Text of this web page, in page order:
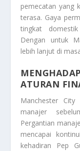
pemecatan yang
terasa. Gaya
tingkat
Dengan untuk
lebih lanjut di
ATURAN
Manchester City
manajer
Pergantian
mencapai
kehadiran Pep